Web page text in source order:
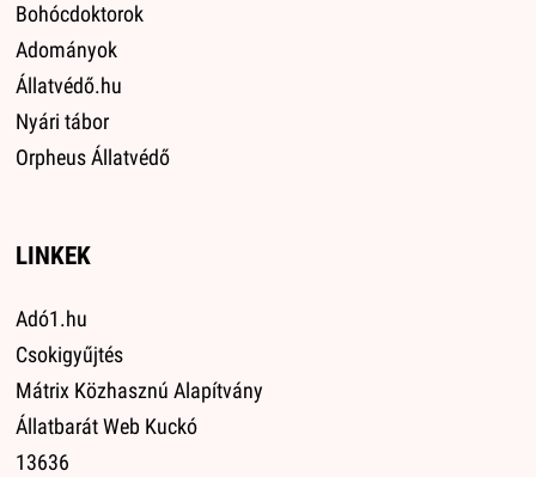
Bohócdoktorok
Adományok
Állatvédő.hu
Nyári tábor
Orpheus Állatvédő
LINKEK
Adó1.hu
Csokigyűjtés
Mátrix Közhasznú Alapítvány
Állatbarát Web Kuckó
13636